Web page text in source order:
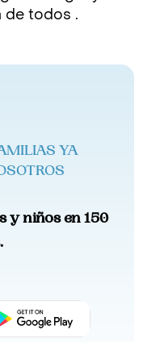
de todos .
YA
y niños en 150